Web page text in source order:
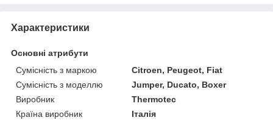
Характеристики
Основні атрибути
Сумісність з маркою
Citroen, Peugeot, Fiat
Сумісність з моделлю
Jumper, Ducato, Boxer
Виробник
Thermotec
Країна виробник
Італія